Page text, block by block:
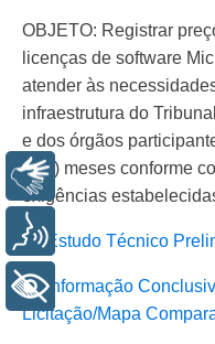
OBJETO: Registrar
licenças de software
atender às
infraestrutura do
e dos órgãos
seis) meses conforme
exigências
1 -Estudo Técnico
2 -Informação
Licitação/Mapa
Libras
Voz
+ Acessibilidade